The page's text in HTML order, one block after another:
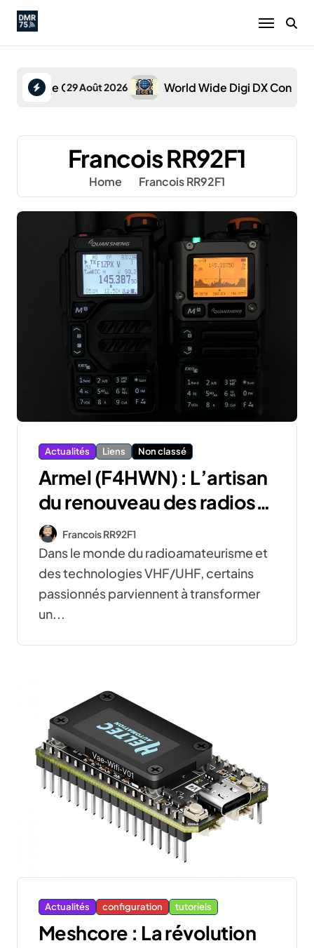
de Colombiers
29 Août 2026 World Wide Digi DX Contest
Francois RR92F1
Home Francois RR92F1
Actualités Liens Non classé
Armel (F4HWN) : L’artisan
du renouveau des radios
Quansheng
Francois RR92F1
Dans le monde du radioamateurisme et
des technologies VHF/UHF, certains
passionnés parviennent à transformer
un...
Actualités configuration tutoriels
Meshcore : La révolution